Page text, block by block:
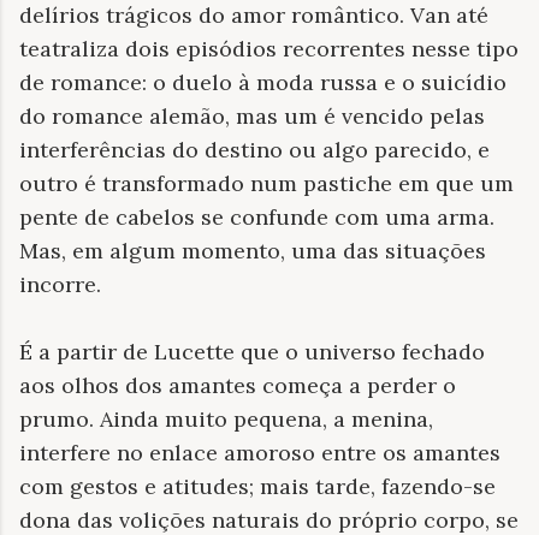
delírios trágicos do amor romântico. Van até
teatraliza dois episódios recorrentes nesse tipo
de romance: o duelo à moda russa e o suicídio
do romance alemão, mas um é vencido pelas
interferências do destino ou algo parecido, e
outro é transformado num pastiche em que um
pente de cabelos se confunde com uma arma.
Mas, em algum momento, uma das situações
incorre.
É a partir de Lucette que o universo fechado
aos olhos dos amantes começa a perder o
prumo. Ainda muito pequena, a menina,
interfere no enlace amoroso entre os amantes
com gestos e atitudes; mais tarde, fazendo-se
dona das volições naturais do próprio corpo, se